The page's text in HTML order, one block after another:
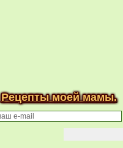
Рецепты моей мамы.